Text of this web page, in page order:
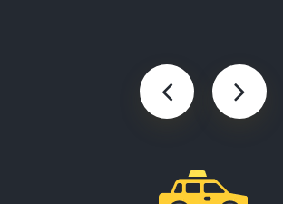
Le temps est précieux. Vous pouvez
heures en utilisant Airporttaxis.com
Nous proposons différents types de
entretenues qui sont prévues pour les